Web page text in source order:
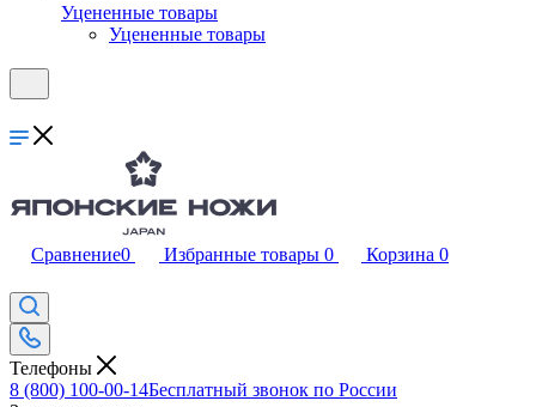
Уцененные товары
Уцененные товары
Сравнение0 Избранные товары 0 Корзина 0
Телефоны
8 (800) 100-00-14Бесплатный звонок по России